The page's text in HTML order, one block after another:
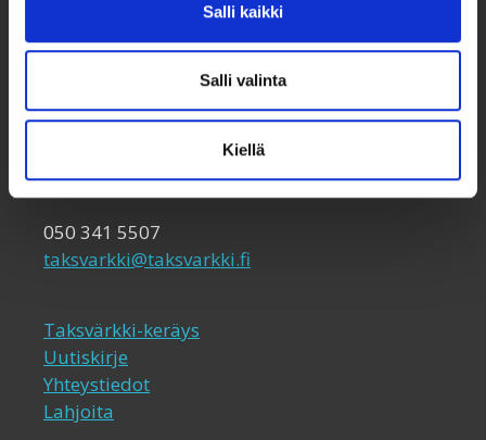
Salli kaikki
Salli valinta
Kiellä
Siltasaarenkatu 4, 7. krs,
00530 Helsinki
050 341 5507
taksvarkki@taksvarkki.fi
Taksvärkki-keräys
Uutiskirje
Yhteystiedot
Lahjoita